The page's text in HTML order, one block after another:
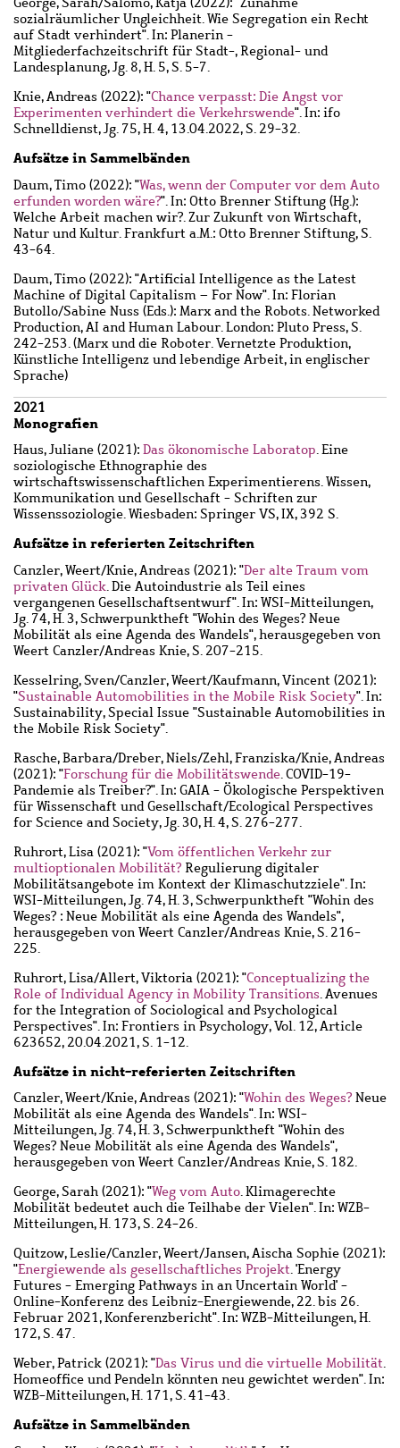
sozialräumlicher Ungleichheit. Wie Segregation ein Recht
auf Stadt verhindert". In: Planerin -
Mitgliederfachzeitschrift für Stadt-, Regional- und
Landesplanung, Jg. 8, H. 5, S. 5-7.
Knie, Andreas (2022): "Chance verpasst: Die Angst vor
Experimenten verhindert die Verkehrswende". In: ifo
Schnelldienst, Jg. 75, H. 4, 13.04.2022, S. 29-32.
Aufsätze in Sammelbänden
Daum, Timo (2022): "Was, wenn der Computer vor dem Auto
erfunden worden wäre?". In: Otto Brenner Stiftung (Hg.):
Welche Arbeit machen wir?. Zur Zukunft von Wirtschaft,
Natur und Kultur. Frankfurt a.M.: Otto Brenner Stiftung, S.
43-64.
Daum, Timo (2022): "Artificial Intelligence as the Latest
Machine of Digital Capitalism – For Now". In: Florian
Butollo/Sabine Nuss (Eds.): Marx and the Robots. Networked
Production, AI and Human Labour. London: Pluto Press, S.
242-253. (Marx und die Roboter. Vernetzte Produktion,
Künstliche Intelligenz und lebendige Arbeit, in englischer
Sprache)
2021
Monografien
Haus, Juliane (2021): Das ökonomische Laboratop. Eine
soziologische Ethnographie des
wirtschaftswissenschaftlichen Experimentierens. Wissen,
Kommunikation und Gesellschaft - Schriften zur
Wissenssoziologie. Wiesbaden: Springer VS, IX, 392 S.
Aufsätze in referierten Zeitschriften
Canzler, Weert/Knie, Andreas (2021): "Der alte Traum vom
privaten Glück. Die Autoindustrie als Teil eines
vergangenen Gesellschaftsentwurf". In: WSI-Mitteilungen,
Jg. 74, H. 3, Schwerpunktheft "Wohin des Weges? Neue
Mobilität als eine Agenda des Wandels", herausgegeben von
Weert Canzler/Andreas Knie, S. 207-215.
Kesselring, Sven/Canzler, Weert/Kaufmann, Vincent (2021):
"Sustainable Automobilities in the Mobile Risk Society". In:
Sustainability, Special Issue "Sustainable Automobilities in
the Mobile Risk Society".
Rasche, Barbara/Dreber, Niels/Zehl, Franziska/Knie, Andreas
(2021): "Forschung für die Mobilitätswende. COVID-19-
Pandemie als Treiber?". In: GAIA - Ökologische Perspektiven
für Wissenschaft und Gesellschaft/Ecological Perspectives
for Science and Society, Jg. 30, H. 4, S. 276-277.
Ruhrort, Lisa (2021): "Vom öffentlichen Verkehr zur
multioptionalen Mobilität? Regulierung digitaler
Mobilitätsangebote im Kontext der Klimaschutzziele". In:
WSI-Mitteilungen, Jg. 74, H. 3, Schwerpunktheft "Wohin des
Weges? : Neue Mobilität als eine Agenda des Wandels",
herausgegeben von Weert Canzler/Andreas Knie, S. 216-
225.
Ruhrort, Lisa/Allert, Viktoria (2021): "Conceptualizing the
Role of Individual Agency in Mobility Transitions. Avenues
for the Integration of Sociological and Psychological
Perspectives". In: Frontiers in Psychology, Vol. 12, Article
623652, 20.04.2021, S. 1-12.
Aufsätze in nicht-referierten Zeitschriften
Canzler, Weert/Knie, Andreas (2021): "Wohin des Weges? Neue
Mobilität als eine Agenda des Wandels". In: WSI-
Mitteilungen, Jg. 74, H. 3, Schwerpunktheft "Wohin des
Weges? Neue Mobilität als eine Agenda des Wandels",
herausgegeben von Weert Canzler/Andreas Knie, S. 182.
George, Sarah (2021): "Weg vom Auto. Klimagerechte
Mobilität bedeutet auch die Teilhabe der Vielen". In: WZB-
Mitteilungen, H. 173, S. 24-26.
Quitzow, Leslie/Canzler, Weert/Jansen, Aischa Sophie (2021):
"Energiewende als gesellschaftliches Projekt. 'Energy
Futures - Emerging Pathways in an Uncertain World' -
Online-Konferenz des Leibniz-Energiewende, 22. bis 26.
Februar 2021, Konferenzbericht". In: WZB-Mitteilungen, H.
172, S. 47.
Weber, Patrick (2021): "Das Virus und die virtuelle Mobilität.
Homeoffice und Pendeln könnten neu gewichtet werden". In:
WZB-Mitteilungen, H. 171, S. 41-43.
Aufsätze in Sammelbänden